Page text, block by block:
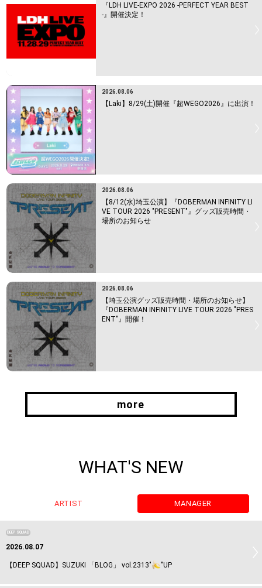
『LDH LIVE-EXPO 2026 -PERFECT YEAR BEST
-』開催決定！
2026.08.06
【Laki】8/29(土)開催『超WEGO2026』に出演！
2026.08.06
【8/12(水)埼玉公演】『DOBERMAN INFINITY LI
VE TOUR 2026 "PRESENT"』グッズ販売時間・
場所のお知らせ
2026.08.06
【埼玉公演グッズ販売時間・場所のお知らせ】
『DOBERMAN INFINITY LIVE TOUR 2026 "PRES
ENT"』開催！
more
WHAT'S NEW
ARTIST MANAGER
DEEP SQUAD
2026.08.07
【DEEP SQUAD】SUZUKI 「BLOG」 vol.2313" "UP